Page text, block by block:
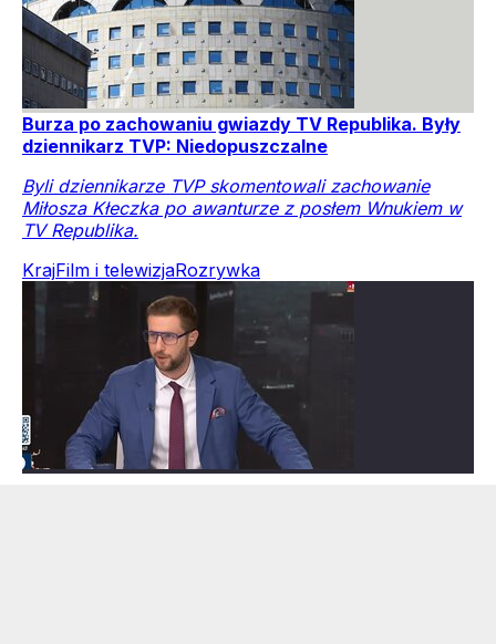
Burza po zachowaniu gwiazdy TV Republika. Były
dziennikarz TVP: Niedopuszczalne
Byli dziennikarze TVP skomentowali zachowanie
Miłosza Kłeczka po awanturze z posłem Wnukiem w
TV Republika.
KrajFilm i telewizjaRozrywka